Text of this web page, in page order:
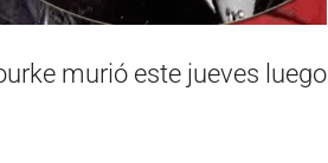
murió este jueves luego